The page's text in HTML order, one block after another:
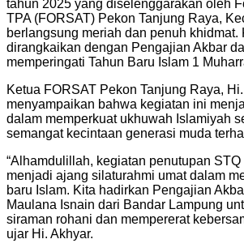
tahun 2025 yang diselenggarakan oleh
TPA (FORSAT) Pekon Tanjung Raya,
berlangsung meriah dan penuh khidmat.
dirangkaikan dengan Pengajian Akbar
memperingati Tahun Baru Islam 1
Ketua FORSAT Pekon Tanjung Raya,
menyampaikan bahwa kegiatan ini
dalam memperkuat ukhuwah Islamiyah
semangat kecintaan generasi muda
“Alhamdulillah, kegiatan penutupan
menjadi ajang silaturahmi umat dalam
baru Islam. Kita hadirkan Pengajian
Maulana Isnain dari Bandar Lampung
siraman rohani dan mempererat
ujar Hi. Akhyar.